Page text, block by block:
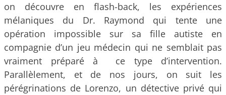
on découvre en flash-back, les expériences
mélaniques du Dr. Raymond qui tente une
opération impossible sur sa fille autiste en
compagnie d’un jeu médecin qui ne semblait pas
vraiment préparé à ce type d’intervention.
Parallèlement, et de nos jours, on suit les
pérégrinations de Lorenzo, un détective privé qui